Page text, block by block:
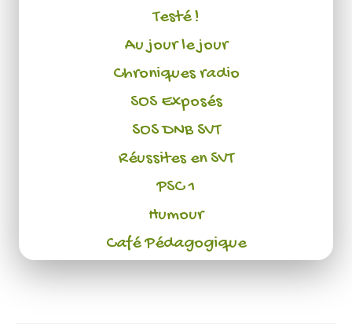
Testé !
Au jour le jour
Chroniques radio
SOS Exposés
SOS DNB SVT
Réussites en SVT
PSC 1
Humour
Café Pédagogique